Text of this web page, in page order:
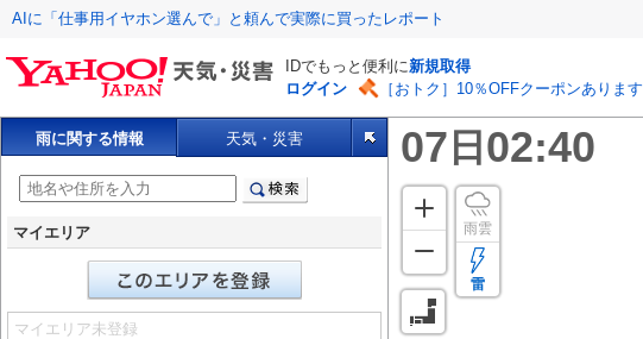
AIに「仕事用イヤホン選んで」と頼んで実際に買ったレポート
IDでもっと便利に新規取得
ログイン
［おトク］10％OFFクーポンあります
雨に関する情報 天気・災害
マイエリア
マイエリア未登録
雨雲
雷
07 日 02:40